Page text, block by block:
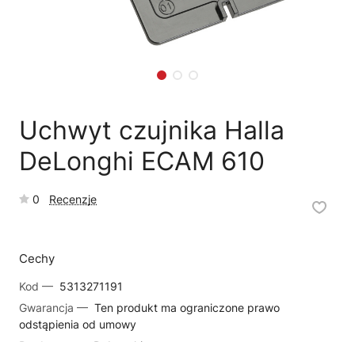
Uchwyt czujnika Halla
DeLonghi ECAM 610
0 Recenzje
Cechy
Kod — 5313271191
Gwarancja — Ten produkt ma ograniczone prawo
odstąpienia od umowy
Reklamacja naprawy 📦Reklamacja towaru